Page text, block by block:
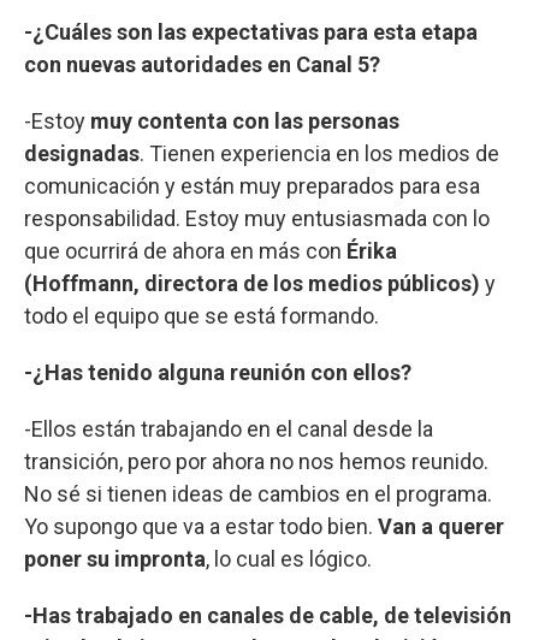
-¿Cuáles son las expectativas para esta etapa
con nuevas autoridades en Canal 5?
-Estoy muy contenta con las personas
designadas. Tienen experiencia en los medios de
comunicación y están muy preparados para esa
responsabilidad. Estoy muy entusiasmada con lo
que ocurrirá de ahora en más con Érika
(Hoffmann, directora de los medios públicos) y
todo el equipo que se está formando.
-¿Has tenido alguna reunión con ellos?
-Ellos están trabajando en el canal desde la
transición, pero por ahora no nos hemos reunido.
No sé si tienen ideas de cambios en el programa.
Yo supongo que va a estar todo bien. Van a querer
poner su impronta, lo cual es lógico.
-Has trabajado en canales de cable, de televisión